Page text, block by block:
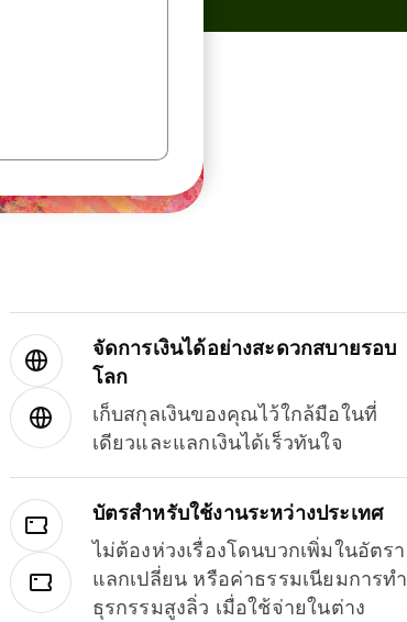
จัดการเงินได้อย่างสะดวกสบายรอบ
โลก
เก็บสกุลเงินของคุณไว้ใกล้มือในที่
เดียวและแลกเงินได้เร็วทันใจ
บัตรสำหรับใช้งานระหว่างประเทศ
ไม่ต้องห่วงเรื่องโดนบวกเพิ่มในอัตรา
แลกเปลี่ยน หรือค่าธรรมเนียมการทำ
ธุรกรรมสูงลิ่ว เมื่อใช้จ่ายในต่าง